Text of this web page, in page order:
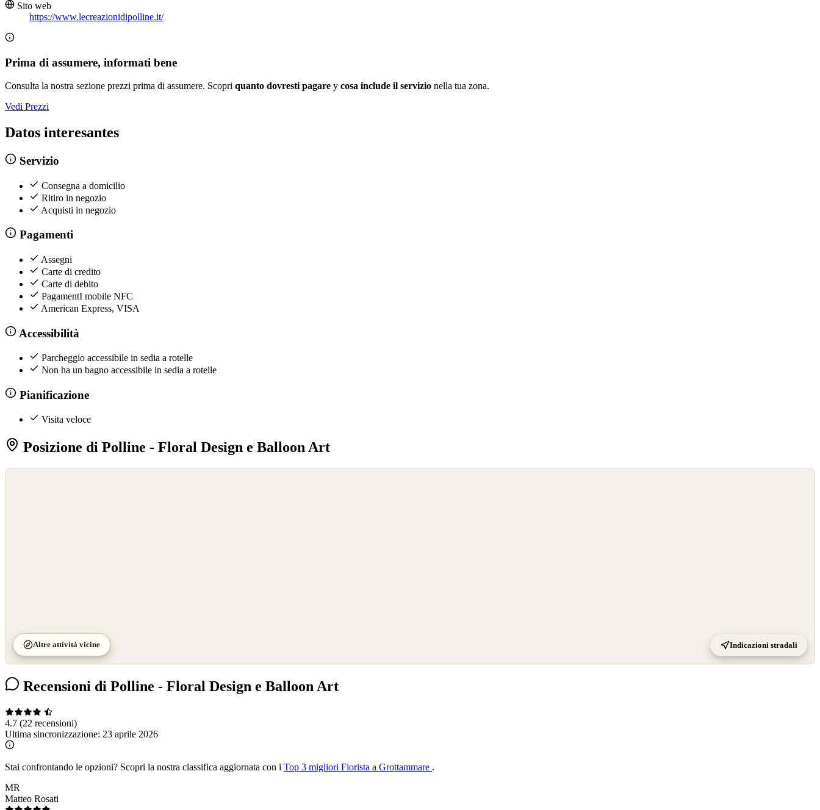
Sito web
https://www.lecreazionidipolline.it/
Prima di assumere, informati bene
Consulta la nostra sezione prezzi prima di assumere. Scopri quanto dovresti pagare y cosa include il servizio nella tua zona.
Vedi Prezzi
Datos interesantes
Servizio
Consegna a domicilio
Ritiro in negozio
Acquisti in negozio
Pagamenti
Assegni
Carte di credito
Carte di debito
PagamentI mobile NFC
American Express, VISA
Accessibilità
Parcheggio accessibile in sedia a rotelle
Non ha un bagno accessibile in sedia a rotelle
Pianificazione
Visita veloce
Posizione di Polline - Floral Design e Balloon Art
Altre attività vicine Indicazioni stradali
Recensioni di Polline - Floral Design e Balloon Art
4.7 (22 recensioni)
Ultima sincronizzazione: 23 aprile 2026
Stai confrontando le opzioni? Scopri la nostra classifica aggiornata con i Top 3 migliori Fiorista a Grottammare .
MR
Matteo Rosati